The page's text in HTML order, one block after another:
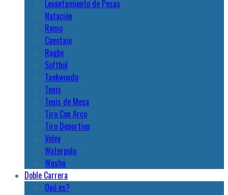
Levantamiento de Pesas
Natación
Remo
Canotaje
Rugby
Softbol
Taekwondo
Tenis
Tenis de Mesa
Tiro Con Arco
Tiro Deportivo
Voley
Waterpolo
Wushu
Doble Carrera
Qué es?